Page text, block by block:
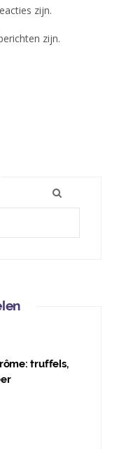
zijn.
zijn.
truffels,